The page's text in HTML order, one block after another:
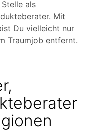
als
Mit
Du vielleicht nur
Traumjob entfernt.